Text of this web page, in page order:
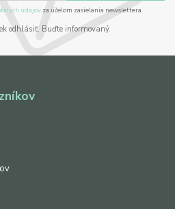
údajov za účelom zasielania newslettera.
odhlásiť. Buďte informovaný.